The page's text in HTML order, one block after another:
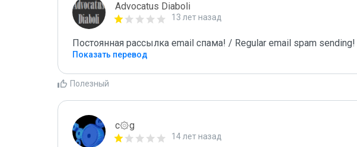
Advocatus Diaboli
13 лет назад
Постоянная рассылка email спама! / Regular email spam sending!
Показать перевод
Полезный
c۞g
14 лет назад